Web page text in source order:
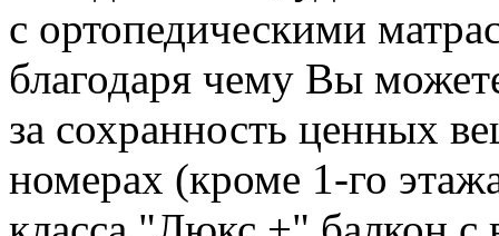
с ортопедическими
благодаря чему Вы
за сохранность ценных
номерах (кроме 1-го